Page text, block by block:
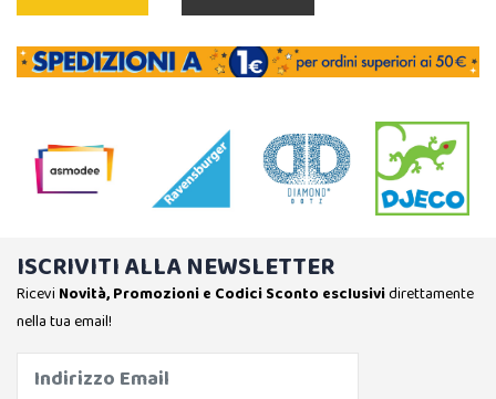
ISCRIVITI ALLA NEWSLETTER
Ricevi Novità, Promozioni e Codici Sconto esclusividirettamente
nella tua email!